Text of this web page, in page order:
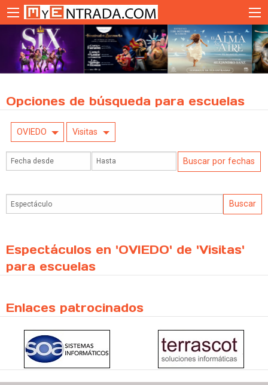
Opciones de búsqueda para escuelas
OVIEDO Visitas
Espectáculos en 'OVIEDO' de 'Visitas'
para escuelas
Enlaces patrocinados